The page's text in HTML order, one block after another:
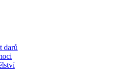
darů